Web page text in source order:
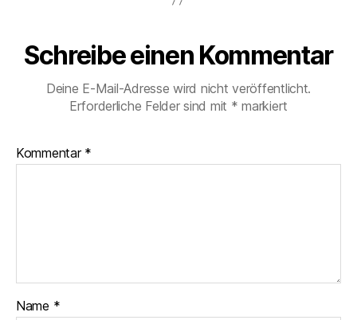
Schreibe einen Kommentar
Deine E-Mail-Adresse wird nicht veröffentlicht.
Erforderliche Felder sind mit * markiert
Kommentar *
Name *